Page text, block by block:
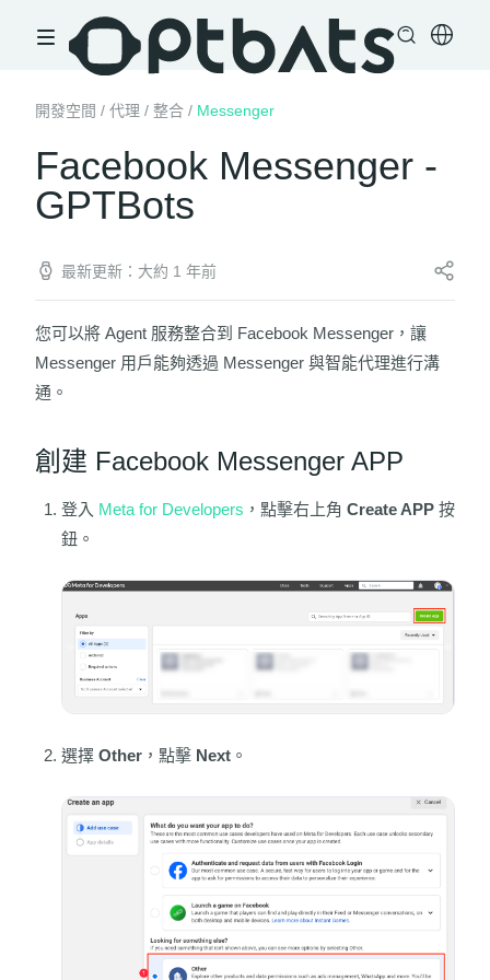
開發空間 / 代理 / 整合 / Messenger
Facebook Messenger -
GPTBots
最新更新：大約 1 年前
您可以將 Agent 服務整合到 Facebook Messenger，讓
Messenger 用戶能夠透過 Messenger 與智能代理進行溝
通。
創建 Facebook Messenger APP
登入 Meta for Developers ，點擊右上角 Create APP 按
鈕。
選擇 Other ，點擊 Next 。